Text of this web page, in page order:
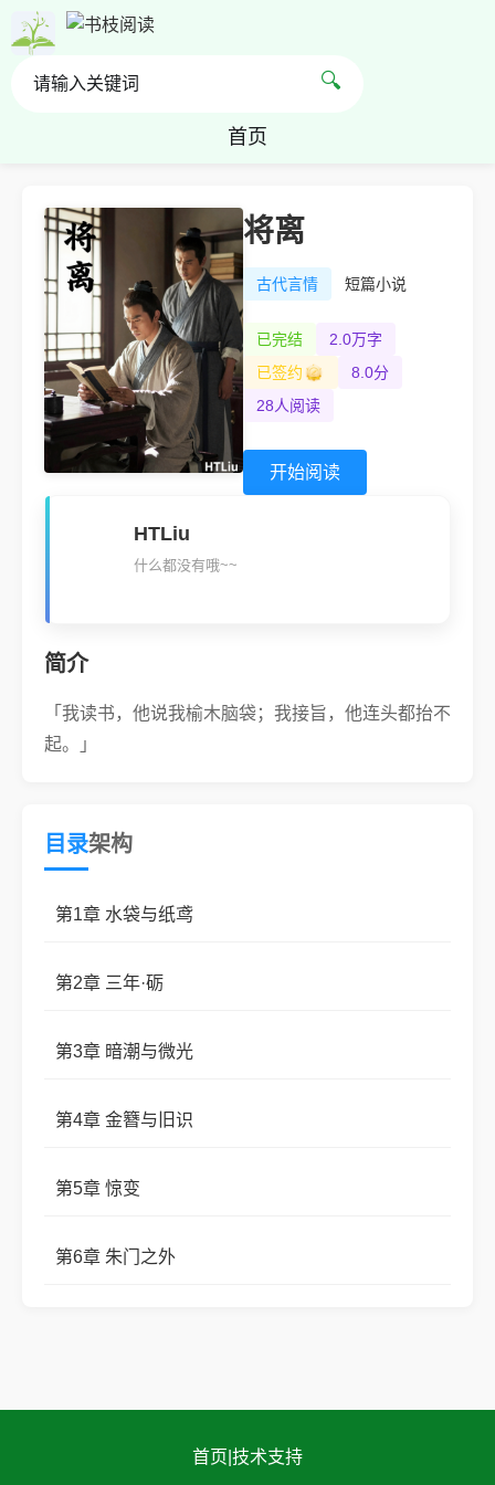
首页
🔍
将离
古代言情 短篇小说
已完结
2.0万字
已签约
8.0分
28人阅读
开始阅读
HTLiu
什么都没有哦~~
简介
「我读书，他说我榆木脑袋；我接旨，他连头都抬不
起。」
目录架构
第1章 水袋与纸鸢
第2章 三年·砺
第3章 暗潮与微光
第4章 金簪与旧识
第5章 惊变
第6章 朱门之外
首页 技术支持